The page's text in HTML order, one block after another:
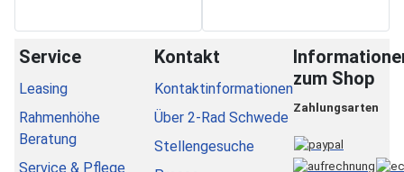
Service
Leasing
Rahmenhöhe
Beratung
Service & Pflege
Kontakt
Kontaktinformationen
Über 2-Rad Schwede
Stellengesuche
zum Shop
Zahlungsarten